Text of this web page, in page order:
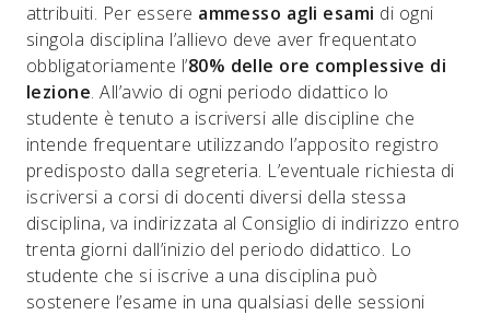
attribuiti. Per essere ammesso agli esami di ogni
singola disciplina l’allievo deve aver frequentato
obbligatoriamente l’80% delle ore complessive di
lezione. All’avvio di ogni periodo didattico lo
studente è tenuto a iscriversi alle discipline che
intende frequentare utilizzando l’apposito registro
predisposto dalla segreteria. L’eventuale richiesta di
iscriversi a corsi di docenti diversi della stessa
disciplina, va indirizzata al Consiglio di indirizzo entro
trenta giorni dall’inizio del periodo didattico. Lo
studente che si iscrive a una disciplina può
sostenere l’esame in una qualsiasi delle sessioni